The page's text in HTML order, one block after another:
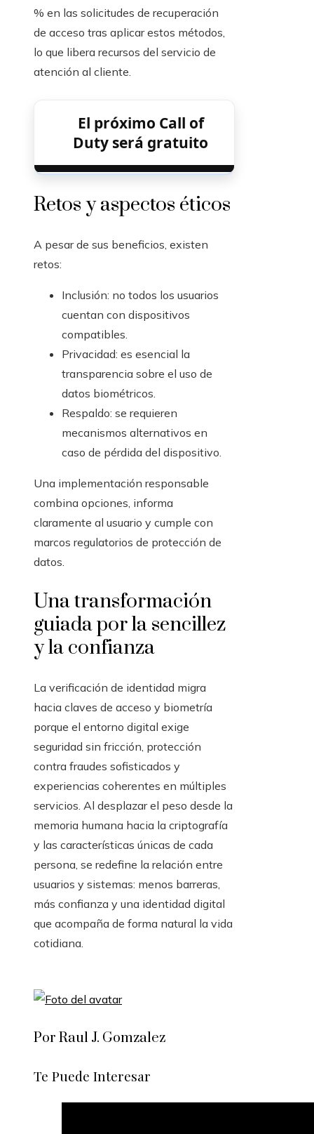
% en las solicitudes de recuperación
de acceso tras aplicar estos métodos,
lo que libera recursos del servicio de
atención al cliente.
El próximo Call of
Duty será gratuito
Retos y aspectos éticos
A pesar de sus beneficios, existen
retos:
Inclusión: no todos los usuarios
cuentan con dispositivos
compatibles.
Privacidad: es esencial la
transparencia sobre el uso de
datos biométricos.
Respaldo: se requieren
mecanismos alternativos en
caso de pérdida del dispositivo.
Una implementación responsable
combina opciones, informa
claramente al usuario y cumple con
marcos regulatorios de protección de
datos.
Una transformación
guiada por la sencillez
y la confianza
La verificación de identidad migra
hacia claves de acceso y biometría
porque el entorno digital exige
seguridad sin fricción, protección
contra fraudes sofisticados y
experiencias coherentes en múltiples
servicios. Al desplazar el peso desde la
memoria humana hacia la criptografía
y las características únicas de cada
persona, se redefine la relación entre
usuarios y sistemas: menos barreras,
más confianza y una identidad digital
que acompaña de forma natural la vida
cotidiana.
Por Raul J. Gomzalez
Te Puede Interesar